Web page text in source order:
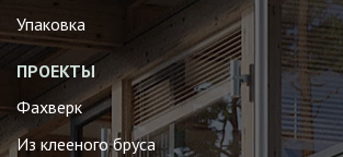
Упаковка
ПРОЕКТЫ
Фахверк
Из клееного бруса